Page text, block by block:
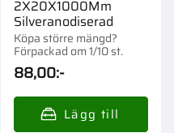
2X20X1000Mm
Silveranodiserad
Köpa större mängd?
Förpackad om 1/10 st.
88,00:-